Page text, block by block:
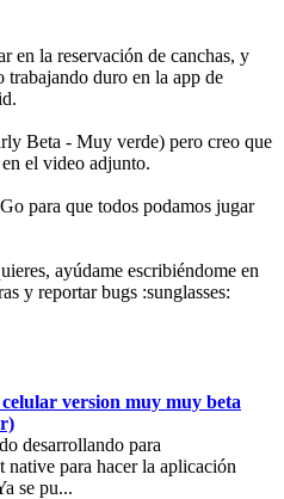
en la reservación de canchas, y
trabajando duro en la app de
Beta - Muy verde) pero creo que
el video adjunto.
para que todos podamos jugar
ayúdame escribiéndome en
y reportar bugs :sunglasses:
version muy muy beta
desarrollando para
para hacer la aplicación
se pu...